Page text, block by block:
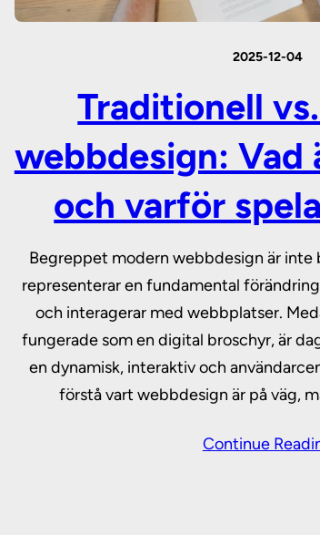
2025-12-04
Traditionell
webbdesign: Vad
och varför
Begreppet modern webbdesign är
representerar en fundamental
och interagerar med webbplatser.
fungerade som en digital broschyr, är
en dynamisk, interaktiv och
förstå vart webbdesign är på väg,
Continue